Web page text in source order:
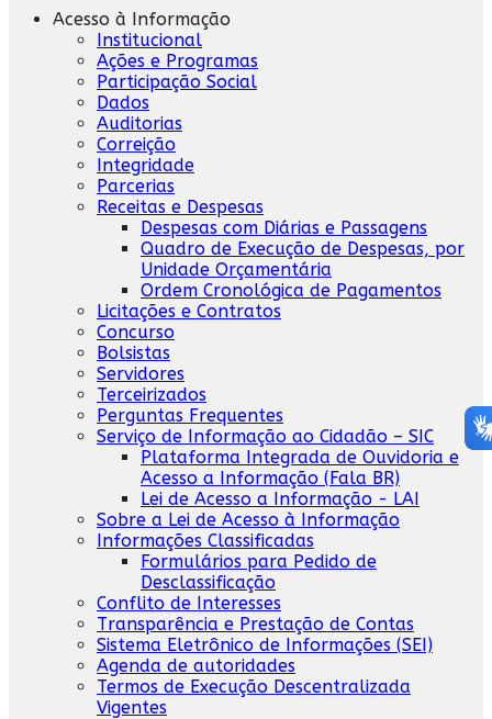
Acesso à Informação
Institucional
Ações e Programas
Participação Social
Dados
Auditorias
Correição
Integridade
Parcerias
Receitas e Despesas
Despesas com Diárias e Passagens
Quadro de Execução de Despesas, por
Unidade Orçamentária
Ordem Cronológica de Pagamentos
Licitações e Contratos
Concurso
Bolsistas
Servidores
Terceirizados
Perguntas Frequentes
Serviço de Informação ao Cidadão – SIC
Plataforma Integrada de Ouvidoria e
Acesso a Informação (Fala BR)
Lei de Acesso a Informação - LAI
Sobre a Lei de Acesso à Informação
Informações Classificadas
Formulários para Pedido de
Desclassificação
Conflito de Interesses
Transparência e Prestação de Contas
Sistema Eletrônico de Informações (SEI)
Agenda de autoridades
Termos de Execução Descentralizada
Vigentes